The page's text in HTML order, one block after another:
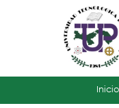
TropicalInicio